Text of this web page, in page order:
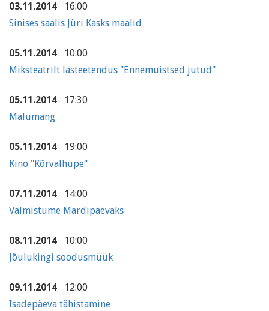
03.11.2014
16:00
Sinises saalis Jüri Kasks maalid
05.11.2014
10:00
Miksteatrilt lasteetendus "Ennemuistsed jutud"
05.11.2014
17:30
Mälumäng
05.11.2014
19:00
Kino "Kõrvalhüpe"
07.11.2014
14:00
Valmistume Mardipäevaks
08.11.2014
10:00
Jõulukingi soodusmüük
09.11.2014
12:00
Isadepäeva tähistamine